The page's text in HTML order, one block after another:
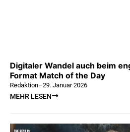
Digitaler Wandel auch beim
Format Match of the Day
Redaktion–29. Januar 2026
MEHR LESEN